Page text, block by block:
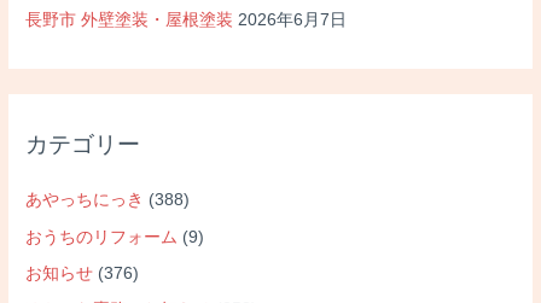
長野市 外壁塗装・屋根塗装 2026年6月7日
カテゴリー
あやっちにっき (388)
おうちのリフォーム (9)
お知らせ (376)